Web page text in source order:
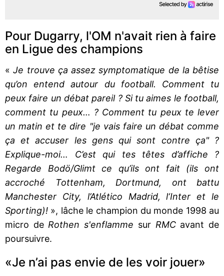
Pour Dugarry, l'OM n'avait rien à faire
en Ligue des champions
«Je trouve ça assez symptomatique de la bêtise
qu’on entend autour du football. Comment tu
peux faire un débat pareil ? Si tu aimes le football,
comment tu peux… ? Comment tu peux te lever
un matin et te dire "je vais faire un débat comme
ça et accuser les gens qui sont contre ça" ?
Explique-moi… C’est qui tes têtes d’affiche ?
Regarde Bodö/Glimt ce qu’ils ont fait (ils ont
accroché Tottenham, Dortmund, ont battu
Manchester City, l’Atlético Madrid, l‘Inter et le
Sporting)! », lâche le champion du monde 1998 au
micro de Rothen s'enflamme sur RMC avant de
poursuivre.
«Je n’ai pas envie de les voir jouer»